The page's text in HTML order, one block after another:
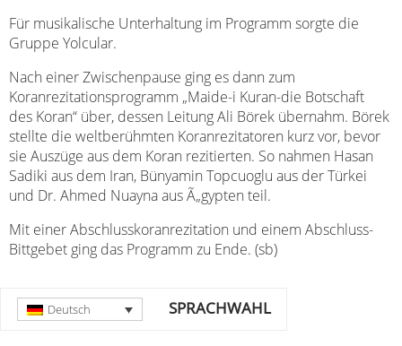
Für musikalische Unterhaltung im Programm sorgte die
Gruppe Yolcular.
Nach einer Zwischenpause ging es dann zum
Koranrezitationsprogramm „Maide-i Kuran-die Botschaft
des Koran“ über, dessen Leitung Ali Börek übernahm. Börek
stellte die weltberühmten Koranrezitatoren kurz vor, bevor
sie Auszüge aus dem Koran rezitierten. So nahmen Hasan
Sadiki aus dem Iran, Bünyamin Topcuoglu aus der Türkei
und Dr. Ahmed Nuayna aus Ã„gypten teil.
Mit einer Abschlusskoranrezitation und einem Abschluss-
Bittgebet ging das Programm zu Ende. (sb)
SPRACHWAHL
Deutsch